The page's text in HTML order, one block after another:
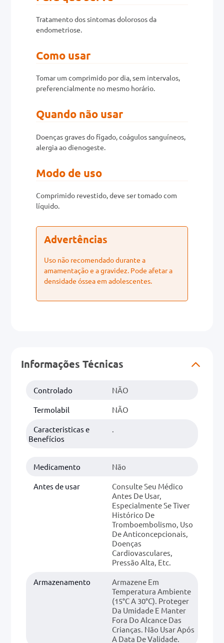
Tratamento dos sintomas dolorosos da
endometriose.
Como usar
Tomar um comprimido por dia, sem intervalos,
preferencialmente no mesmo horário.
Quando não usar
Doenças graves do fígado, coágulos sanguíneos,
alergia ao dienogeste.
Modo de uso
Comprimido revestido, deve ser tomado com
líquido.
Advertências
Uso não recomendado durante a
amamentação e a gravidez. Pode afetar a
densidade óssea em adolescentes.
Informações Técnicas
Controlado NÃO
Termolabil NÃO
Caracteristicas e
Benefícios
Medicamento Não
Antes de usar
Consulte Seu Médico
Antes De Usar,
Especialmente Se Tiver
Histórico De
Tromboembolismo, Uso
De Anticoncepcionais,
Doenças
Cardiovasculares,
Pressão Alta, Etc.
Armazenamento
Armazene Em
Temperatura Ambiente
(15°C A 30°C). Proteger
Da Umidade E Manter
Fora Do Alcance Das
Crianças. Não Usar Após
A Data De Validade.